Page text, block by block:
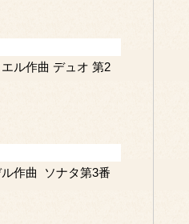
ル作曲 デュオ 第2
作曲 ソナタ第3番